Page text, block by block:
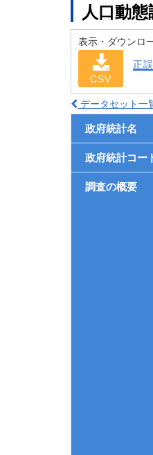
人口動
表示・ダウンロ
CSV
正
データセット一
政府統計名
政府統計コー
調査の概要